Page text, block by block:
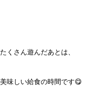
たくさん遊んだあとは、
美味しい給食の時間です😋